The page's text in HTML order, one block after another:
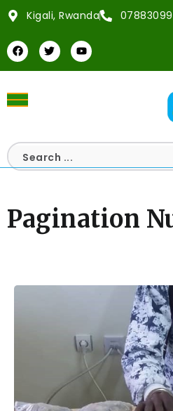
Kigali, Rwanda
Pagination